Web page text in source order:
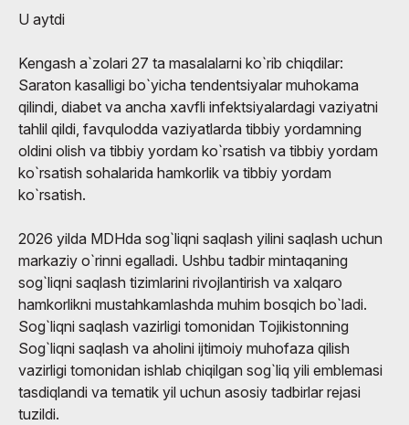
U aytdi
Kengash a`zolari 27 ta masalalarni ko`rib chiqdilar:
Saraton kasalligi bo`yicha tendentsiyalar muhokama
qilindi, diabet va ancha xavfli infektsiyalardagi vaziyatni
tahlil qildi, favqulodda vaziyatlarda tibbiy yordamning
oldini olish va tibbiy yordam ko`rsatish va tibbiy yordam
ko`rsatish sohalarida hamkorlik va tibbiy yordam
ko`rsatish.
2026 yilda MDHda sog`liqni saqlash yilini saqlash uchun
markaziy o`rinni egalladi. Ushbu tadbir mintaqaning
sog`liqni saqlash tizimlarini rivojlantirish va xalqaro
hamkorlikni mustahkamlashda muhim bosqich bo`ladi.
Sog`liqni saqlash vazirligi tomonidan Tojikistonning
Sog`liqni saqlash va aholini ijtimoiy muhofaza qilish
vazirligi tomonidan ishlab chiqilgan sog`liq yili emblemasi
tasdiqlandi va tematik yil uchun asosiy tadbirlar rejasi
tuzildi.